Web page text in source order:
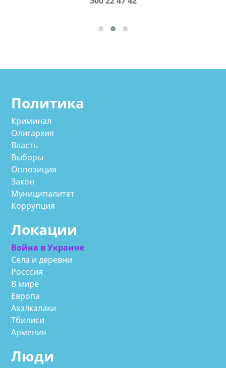
Политика
Криминал
Олигархия
Власть
Выборы
Оппозиция
Закон
Муниципалитет
Коррупция
Локации
Война в Украине
Села и деревни
Росссия
В мире
Европа
Ахалкалаки
Тбилиси
Армения
Люди